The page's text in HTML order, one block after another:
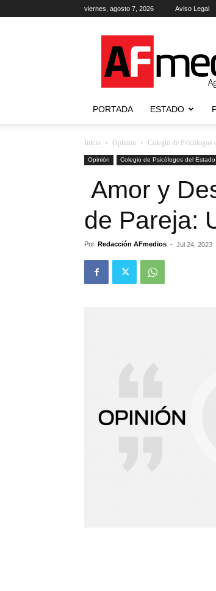
viernes, agosto 7, 2026 Aviso Legal
Agencia
de
PORTADA ESTADO
Inicio Opinión Colegio de Psicólogos
Opinión Colegio de Psicólogos del Estado
Amor y
de Pareja:
Por Redacción AFmedios - Jul 24, 2023